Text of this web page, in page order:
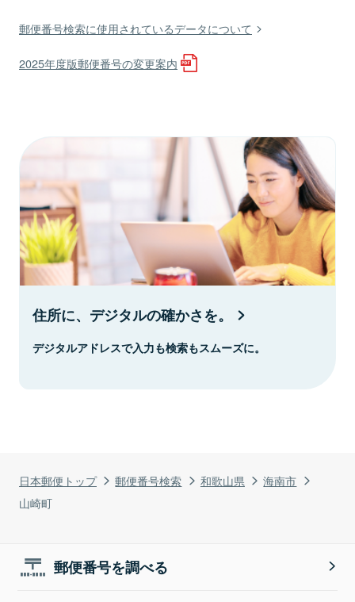
日本郵便トップ 郵便番号検索 和歌山県
海南市
山崎町
郵便番号検索に使用されているデータについて
2025年度版郵便番号の変更案内
住所に、デジタルの確かさを。
デジタルアドレスで入力も検索もスムーズに。
郵便番号を調べる